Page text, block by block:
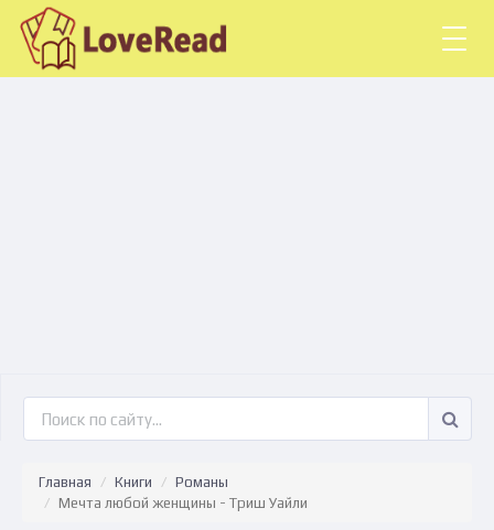
Главная Книги
Романы
Мечта любой женщины - Триш Уайли